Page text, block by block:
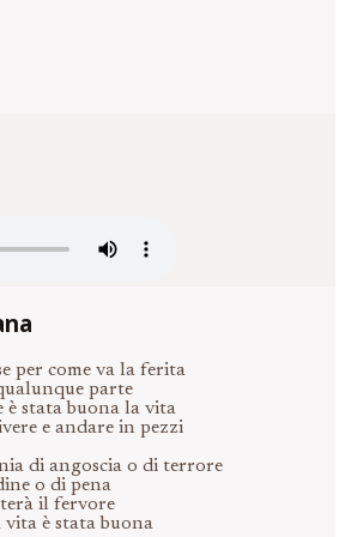
per come va la ferita
parte
è stata buona la vita
e andare in pezzi
di angoscia o di terrore
o di pena
il fervore
è stata buona